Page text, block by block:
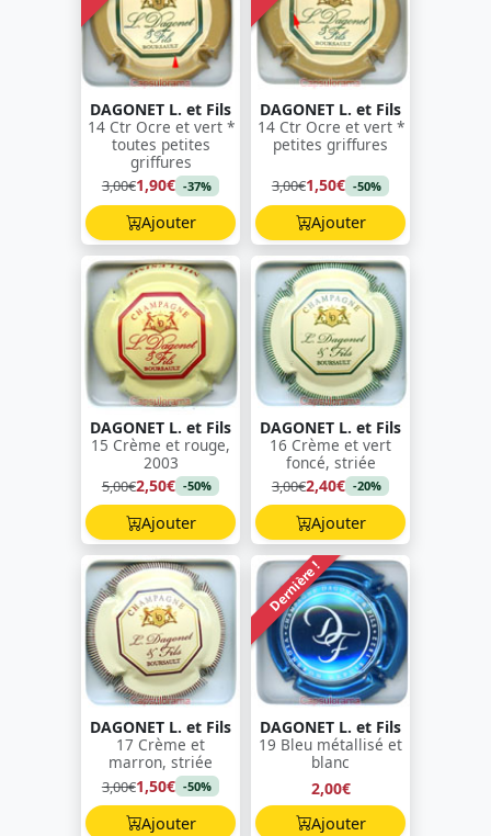
DAGONET L. et Fils
14 Ctr Ocre et vert *
toutes petites
griffures
3,00€1,90€ -37%
Ajouter
DAGONET L. et Fils
14 Ctr Ocre et vert *
petites griffures
3,00€1,50€ -50%
Ajouter
DAGONET L. et Fils
15 Crème et rouge,
2003
5,00€2,50€ -50%
Ajouter
DAGONET L. et Fils
16 Crème et vert
foncé, striée
3,00€2,40€ -20%
Ajouter
DAGONET L. et Fils
17 Crème et
marron, striée
3,00€1,50€ -50%
Ajouter
Dernière !
DAGONET L. et Fils
19 Bleu métallisé et
blanc
2,00€
Ajouter